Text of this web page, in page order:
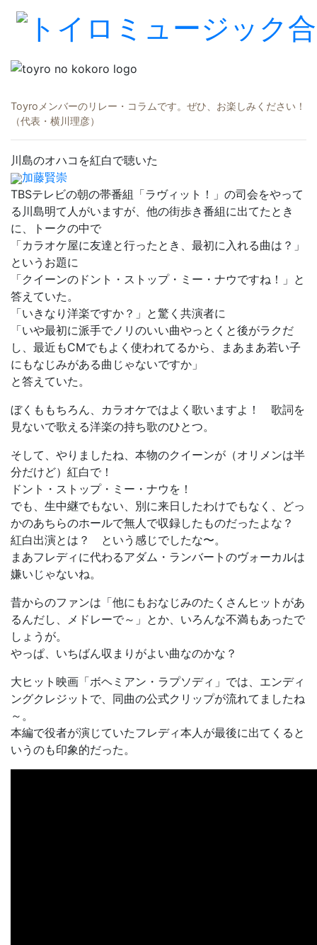
Toyroメンバーのリレー・コラムです。ぜひ、お楽しみください！
（代表・横川理彦）
川島のオハコを紅白で聴いた
加藤賢崇
TBSテレビの朝の帯番組「ラヴィット！」の司会をやって
る川島明て人がいますが、他の街歩き番組に出てたとき
に、トークの中で
「カラオケ屋に友達と行ったとき、最初に入れる曲は？」
というお題に
「クイーンのドント・ストップ・ミー・ナウですね！」と
答えていた。
「いきなり洋楽ですか？」と驚く共演者に
「いや最初に派手でノリのいい曲やっとくと後がラクだ
し、最近もCMでもよく使われてるから、まあまあ若い子
にもなじみがある曲じゃないですか」
と答えていた。
ぼくももちろん、カラオケではよく歌いますよ！ 歌詞を
見ないで歌える洋楽の持ち歌のひとつ。
そして、やりましたね、本物のクイーンが（オリメンは半
分だけど）紅白で！
ドント・ストップ・ミー・ナウを！
でも、生中継でもない、別に来日したわけでもなく、どっ
かのあちらのホールで無人で収録したものだったよな？
紅白出演とは？ という感じでしたな〜。
まあフレディに代わるアダム・ランバートのヴォーカルは
嫌いじゃないね。
昔からのファンは「他にもおなじみのたくさんヒットがあ
るんだし、メドレーで～」とか、いろんな不満もあったで
しょうが。
やっぱ、いちばん収まりがよい曲なのかな？
大ヒット映画「ボヘミアン・ラプソディ」では、エンディ
ングクレジットで、同曲の公式クリップが流れてましたね
～。
本編で役者が演じていたフレディ本人が最後に出てくると
いうのも印象的だった。